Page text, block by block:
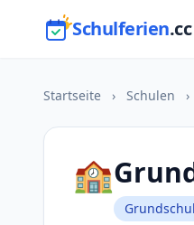
Schulferien.cc
Startseite › Schulen ›
🏫